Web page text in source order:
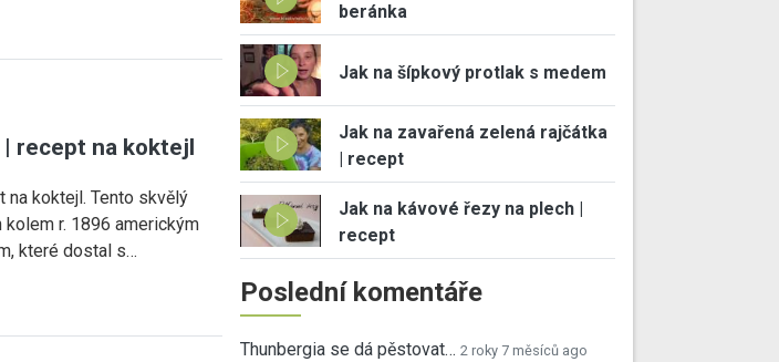
recept na koktejl
koktejl. Tento skvělý
r. 1896 americkým
které dostal s…
beránka
Jak na šípkový protlak s medem
Jak na zavařená zelená rajčátka
| recept
Jak na kávové řezy na plech |
recept
Poslední komentáře
Thunbergia se dá pěstovat… 2 roky 7 měsíců ago